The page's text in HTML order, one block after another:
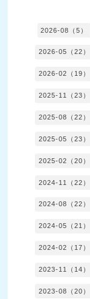
2026-08（5）
2026-05（22）
2026-02（19）
2025-11（23）
2025-08（22）
2025-05（23）
2025-02（20）
2024-11（22）
2024-08（22）
2024-05（21）
2024-02（17）
2023-11（14）
2023-08（20）